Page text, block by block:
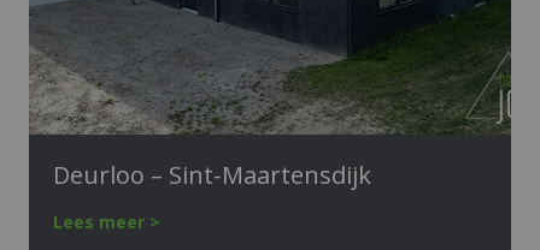
Deurloo – Sint-Maartensdijk
Lees meer >